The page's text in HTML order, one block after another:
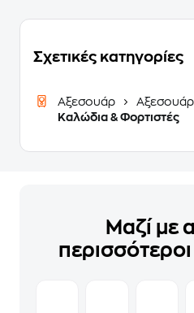
Σχετικές κατηγορίες
Αξεσουάρ
Αξεσουάρ
Καλώδια & Φορτιστές
Μαζί με